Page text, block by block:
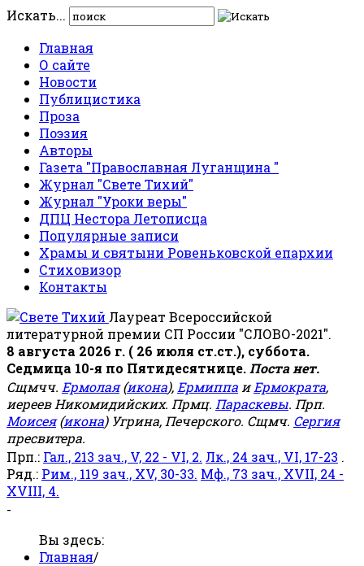
Искать...
Главная
О сайте
Новости
Публицистика
Проза
Поэзия
Авторы
Газета "Православная Луганщина "
Журнал "Свете Тихий"
Журнал "Уроки веры"
ДПЦ Нестора Летописца
Популярные записи
Храмы и святыни Ровеньковской епархии
Стиховизор
Контакты
Лауреат Всероссийской
литературной премии СП России "СЛОВО-2021".
8 августа 2026 г. ( 26 июля ст.ст.), суббота.
Седмица 10-я по Пятидесятнице. Поста нет.
Сщмчч. Ермолая(икона), Ермиппа иЕрмократа,
иереев Никомидийских. Прмц. Параскевы. Прп.
Моисея(икона) Угрина, Печерского. Сщмч. Сергия
пресвитера.
Прп.: Гал., 213 зач., V, 22 - VI, 2. Лк., 24 зач., VI, 17-23 .
Ряд.: Рим., 119 зач., XV, 30-33. Мф., 73 зач., XVII, 24 -
XVIII, 4.
-
Вы здесь:
Главная/